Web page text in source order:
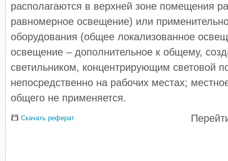
располагаются в верхней зоне помещения
равномерное освещение) или
оборудования (общее локализованное
освещение – дополнительное к общему,
светильником, концентрирующим световой
непосредственно на рабочих местах;
общего не применяется.
Скачать реферат